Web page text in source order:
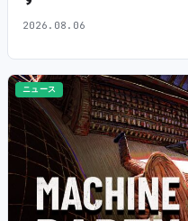
2026.08.06
ニュース